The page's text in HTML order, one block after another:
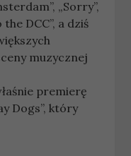
„Sorry”,
DCC”, a dziś
muzycznej
premierę
Dogs”, który